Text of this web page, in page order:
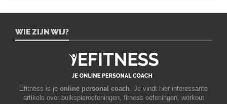
WIE ZIJN WIJ?
Efitness is je online personal coach. Je vindt hier interessante
artikels over buikspieroefeningen, fitness oefeningen, workout